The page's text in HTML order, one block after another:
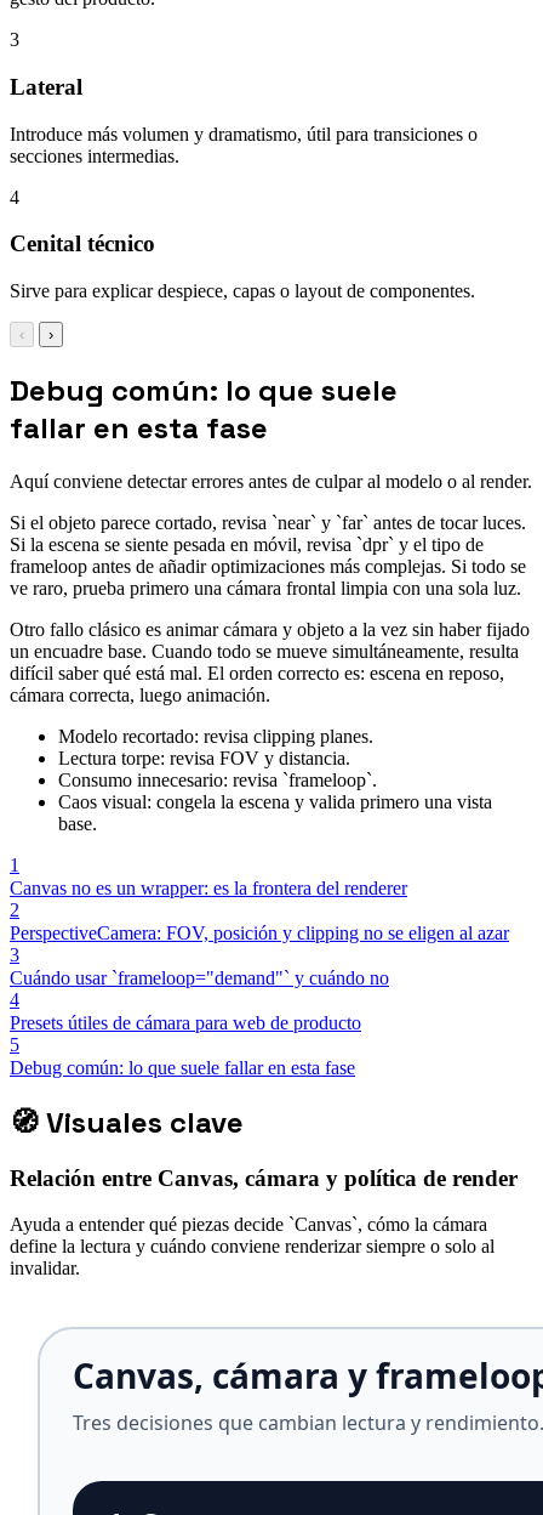
3
Lateral
Introduce más volumen y dramatismo, útil para transiciones o
secciones intermedias.
4
Cenital técnico
Sirve para explicar despiece, capas o layout de componentes.
‹ ›
Debug común: lo que suele
fallar en esta fase
Aquí conviene detectar errores antes de culpar al modelo o al render.
Si el objeto parece cortado, revisa `near` y `far` antes de tocar luces.
Si la escena se siente pesada en móvil, revisa `dpr` y el tipo de
frameloop antes de añadir optimizaciones más complejas. Si todo se
ve raro, prueba primero una cámara frontal limpia con una sola luz.
Otro fallo clásico es animar cámara y objeto a la vez sin haber fijado
un encuadre base. Cuando todo se mueve simultáneamente, resulta
difícil saber qué está mal. El orden correcto es: escena en reposo,
cámara correcta, luego animación.
Modelo recortado: revisa clipping planes.
Lectura torpe: revisa FOV y distancia.
Consumo innecesario: revisa `frameloop`.
Caos visual: congela la escena y valida primero una vista
base.
1
Canvas no es un wrapper: es la frontera del renderer
2
PerspectiveCamera: FOV, posición y clipping no se eligen al azar
3
Cuándo usar `frameloop="demand"` y cuándo no
4
Presets útiles de cámara para web de producto
5
Debug común: lo que suele fallar en esta fase
🧭Visuales clave
Relación entre Canvas, cámara y política de render
Ayuda a entender qué piezas decide `Canvas`, cómo la cámara
define la lectura y cuándo conviene renderizar siempre o solo al
invalidar.